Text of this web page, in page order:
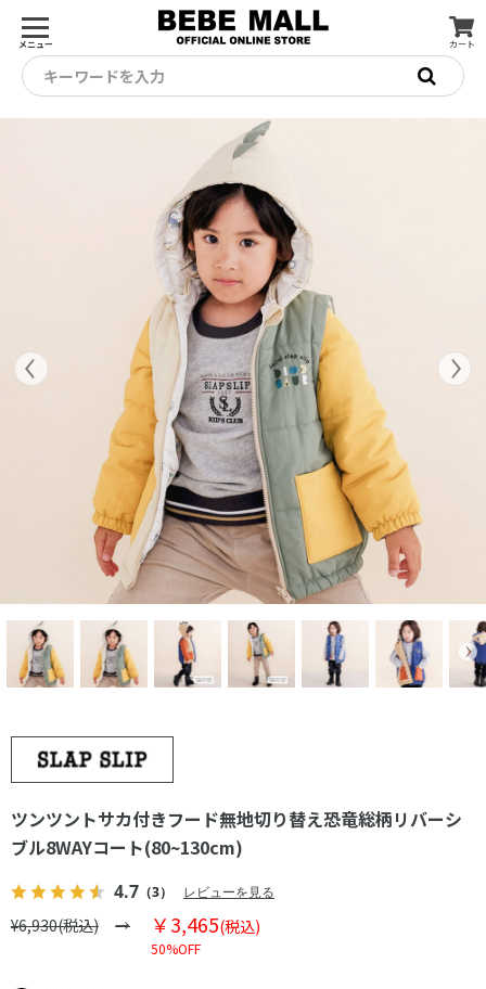
メニュー カート
キーワードを入力
ツンツントサカ付きフード無地切り替え恐竜総柄リバーシ
ブル8WAYコート(80~130cm)
4.7 （3） レビューを見る
¥6,930(税込) ￥3,465(税込)
50%OFF